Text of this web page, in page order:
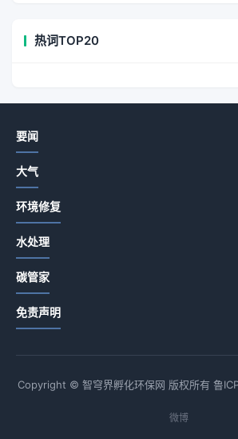
热词TOP20
要闻
大气
环境修复
水处理
碳管家
免责声明
Copyright © 智穹界孵化环保网 版权所有 鲁
微博